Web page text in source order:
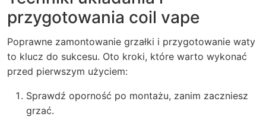
przygotowania coil vape
Poprawne zamontowanie grzałki i przygotowanie waty
to klucz do sukcesu. Oto kroki, które warto wykonać
przed pierwszym użyciem:
Sprawdź oporność po montażu, zanim zaczniesz
grzać.